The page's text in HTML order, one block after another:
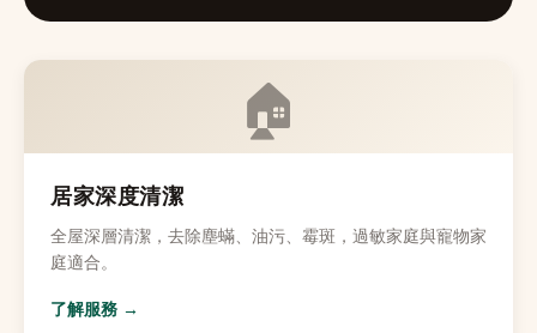
🏠
居家深度清潔
全屋深層清潔，去除塵蟎、油污、霉斑，過敏家庭與寵物家
庭適合。
了解服務 →